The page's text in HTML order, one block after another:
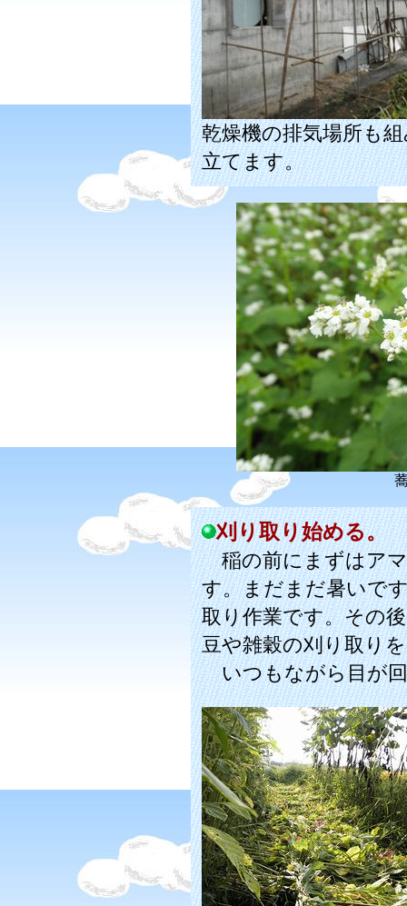
乾燥機の排気場所も
立てます。
刈り取り始める。
稲の前にまずはアマ
す。まだまだ暑いで
取り作業です。その
豆や雑穀の刈り取り
いつもながら目が回